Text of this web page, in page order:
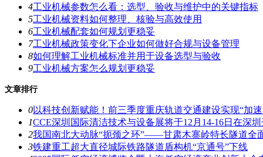
4工业机械参数怎么看：选型、验收与维护中的关键指标
5工业机械资料如何整理、核验与高效使用
6工业机械配套如何规划更稳妥
7工业机械政策变化下企业如何做好合规与设备管理
8如何理解工业机械标准并用于设备选型与验收
9工业机械方案怎么规划更稳妥
文章排行
0以科技创新赋能！前三季度重庆轨道交通建设实现“加
1CCE深圳国际清洁技术与设备展将于12月14-16日在深
2我国南北大动脉“扼颈之环”――甘肃木寨岭特长隧道全
3铁建重工超大直径城际铁路隧道盾构机“京通号”下线